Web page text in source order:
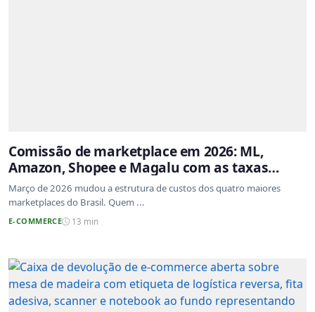
Comissão de marketplace em 2026: ML,
Amazon, Shopee e Magalu com as taxas
atualizadas
Março de 2026 mudou a estrutura de custos dos quatro maiores
marketplaces do Brasil. Quem ...
E-COMMERCE 13 min